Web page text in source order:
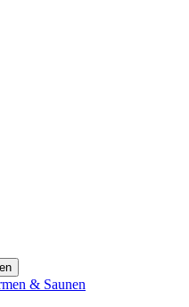
& Saunen